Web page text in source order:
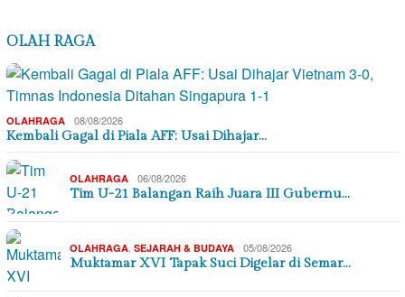
OLAH RAGA
OLAHRAGA 08/08/2026
Kembali Gagal di Piala AFF: Usai Dihajar…
OLAHRAGA 06/08/2026
Tim U-21 Balangan Raih Juara III Gubernu…
OLAHRAGA, SEJARAH & BUDAYA 05/08/2026
Muktamar XVI Tapak Suci Digelar di Semar…